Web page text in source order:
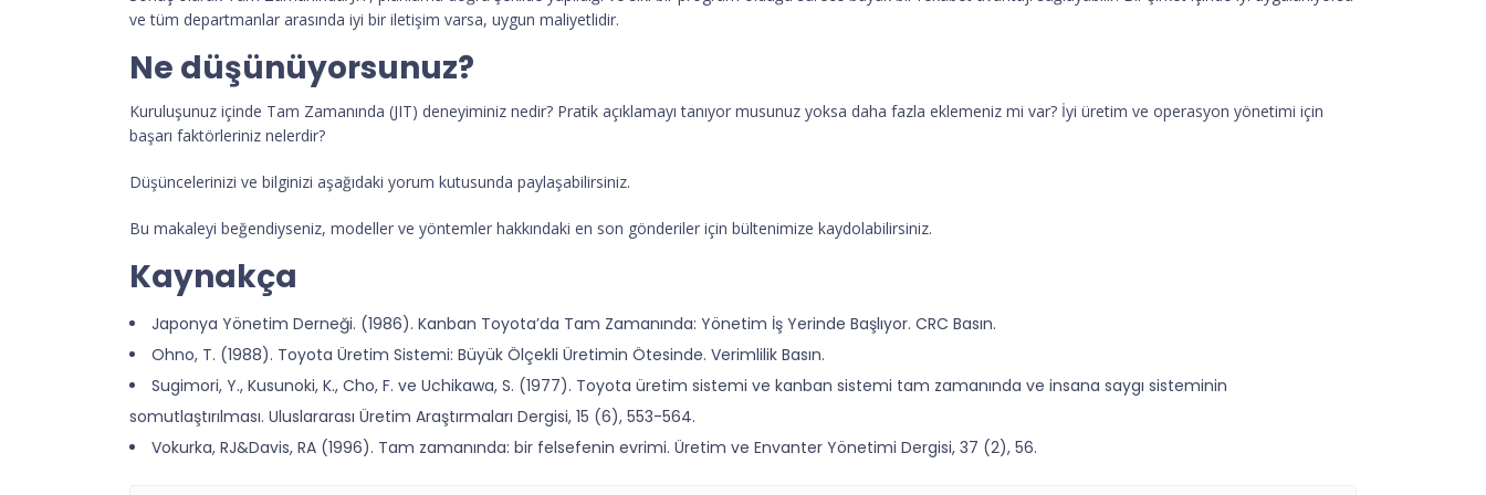
ve tüm departmanlar arasında iyi bir iletişim varsa, uygun maliyetlidir.
Ne düşünüyorsunuz?
Kuruluşunuz içinde Tam Zamanında (JIT) deneyiminiz nedir? Pratik açıklamayı tanıyor musunuz yoksa daha fazla eklemeniz mi var? İyi üretim ve operasyon yönetimi için
başarı faktörleriniz nelerdir?
Düşüncelerinizi ve bilginizi aşağıdaki yorum kutusunda paylaşabilirsiniz.
Bu makaleyi beğendiyseniz, modeller ve yöntemler hakkındaki en son gönderiler için bültenimize kaydolabilirsiniz.
Kaynakça
Japonya Yönetim Derneği. (1986). Kanban Toyota’da Tam Zamanında: Yönetim İş Yerinde Başlıyor. CRC Basın.
Ohno, T. (1988). Toyota Üretim Sistemi: Büyük Ölçekli Üretimin Ötesinde. Verimlilik Basın.
Sugimori, Y., Kusunoki, K., Cho, F. ve Uchikawa, S. (1977). Toyota üretim sistemi ve kanban sistemi tam zamanında ve insana saygı sisteminin
somutlaştırılması. Uluslararası Üretim Araştırmaları Dergisi, 15 (6), 553-564.
Vokurka, RJ&Davis, RA (1996). Tam zamanında: bir felsefenin evrimi. Üretim ve Envanter Yönetimi Dergisi, 37 (2), 56.